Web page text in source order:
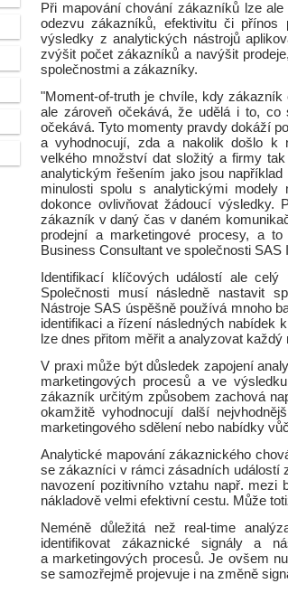
Při mapování chování zákazníků lze
odezvu zákazníků, efektivitu či přínos
výsledky z analytických nástrojů
zvýšit počet zákazníků a navýšit
společnostmi a zákazníky.
"Moment-of-truth je chvíle, kdy
ale zároveň očekává, že udělá i to, co
očekává. Tyto momenty pravdy dokáží
a vyhodnocují, zda a nakolik došlo k
velkého množství dat složitý a firmy
analytickým řešením jako jsou
minulosti spolu s analytickými modely
dokonce ovlivňovat žádoucí
zákazník v daný čas v daném
prodejní a marketingové procesy, a
Business Consultant ve společnosti SAS
Identifikací klíčových událostí ale
Společnosti musí následně nastavit
Nástroje SAS úspěšně používá mnoho
identifikaci a řízení následných nabídek
lze dnes přitom měřit a analyzovat
V praxi může být důsledek zapojení
marketingových procesů a ve
zákazník určitým způsobem zachová
okamžitě vyhodnocují další
marketingového sdělení nebo nabídky
Analytické mapování zákaznického
se zákazníci v rámci zásadních událostí
navození pozitivního vztahu např.
nákladově velmi efektivní cestu. Může
Neméně důležitá než real-time
identifikovat zákaznické signály a
a marketingových procesů. Je ovšem
se samozřejmě projevuje i na změně